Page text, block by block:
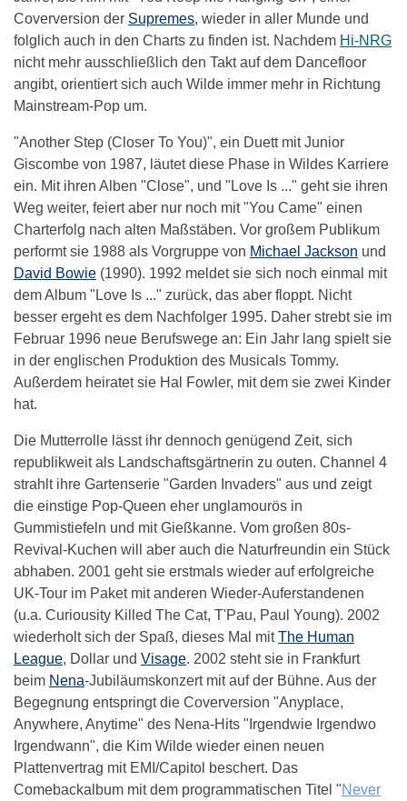
Coverversion der Supremes, wieder in aller Munde und
folglich auch in den Charts zu finden ist. Nachdem Hi-NRG
nicht mehr ausschließlich den Takt auf dem Dancefloor
angibt, orientiert sich auch Wilde immer mehr in Richtung
Mainstream-Pop um.
"Another Step (Closer To You)", ein Duett mit Junior
Giscombe von 1987, läutet diese Phase in Wildes Karriere
ein. Mit ihren Alben "Close", und "Love Is ..." geht sie ihren
Weg weiter, feiert aber nur noch mit "You Came" einen
Charterfolg nach alten Maßstäben. Vor großem Publikum
performt sie 1988 als Vorgruppe von Michael Jackson und
David Bowie (1990). 1992 meldet sie sich noch einmal mit
dem Album "Love Is ..." zurück, das aber floppt. Nicht
besser ergeht es dem Nachfolger 1995. Daher strebt sie im
Februar 1996 neue Berufswege an: Ein Jahr lang spielt sie
in der englischen Produktion des Musicals Tommy.
Außerdem heiratet sie Hal Fowler, mit dem sie zwei Kinder
hat.
Die Mutterrolle lässt ihr dennoch genügend Zeit, sich
republikweit als Landschaftsgärtnerin zu outen. Channel 4
strahlt ihre Gartenserie "Garden Invaders" aus und zeigt
die einstige Pop-Queen eher unglamourös in
Gummistiefeln und mit Gießkanne. Vom großen 80s-
Revival-Kuchen will aber auch die Naturfreundin ein Stück
abhaben. 2001 geht sie erstmals wieder auf erfolgreiche
UK-Tour im Paket mit anderen Wieder-Auferstandenen
(u.a. Curiousity Killed The Cat, T'Pau, Paul Young). 2002
wiederholt sich der Spaß, dieses Mal mitThe Human
League, Dollar und Visage. 2002 steht sie in Frankfurt
beim Nena-Jubiläumskonzert mit auf der Bühne. Aus der
Begegnung entspringt die Coverversion "Anyplace,
Anywhere, Anytime" des Nena-Hits "Irgendwie Irgendwo
Irgendwann", die Kim Wilde wieder einen neuen
Plattenvertrag mit EMI/Capitol beschert. Das
Comebackalbum mit dem programmatischen Titel "Never